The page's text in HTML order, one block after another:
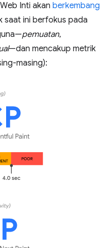
Inti akan berkembang
saat ini berfokus pada
pemuatan,
—dan mencakup metrik
masing):